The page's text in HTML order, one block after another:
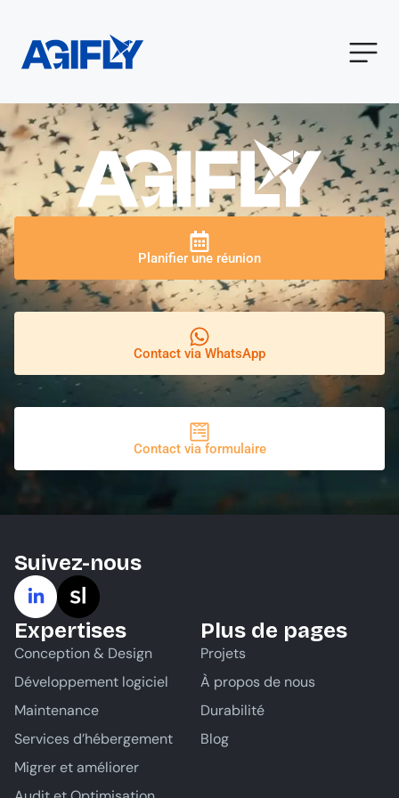
Planifier une réunion
Contact via WhatsApp
Contact via formulaire
Suivez-nous
Expertises
Conception & Design
Développement logiciel
Maintenance
Services d’hébergement
Migrer et améliorer
Plus de pages
Projets
À propos de nous
Durabilité
Blog